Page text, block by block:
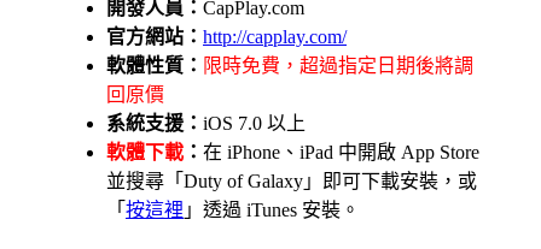
開發人員： CapPlay.com
官方網站： http://capplay.com/
軟體性質： 限時免費，超過指定日期後將調
回原價
系統支援： iOS 7.0 以上
軟體下載 ： 在 iPhone、iPad 中開啟 App Store
並搜尋「Duty of Galaxy」即可下載安裝，或
「 按這裡 」透過 iTunes 安裝。